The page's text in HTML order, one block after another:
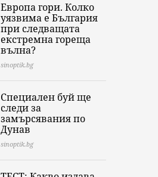
Европа гори. Колко
уязвима е България
при следващата
екстремна гореща
вълна?
sinoptik.bg
Специален буй ще
следи за
замърсявания по
Дунав
sinoptik.bg